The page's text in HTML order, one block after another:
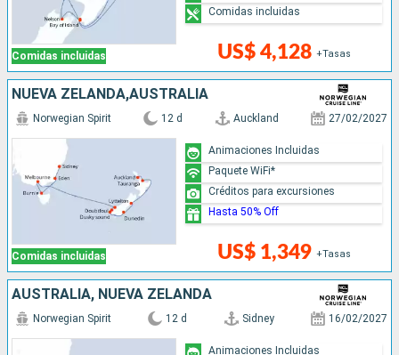
Comidas incluidas US$ 4,128 +Tasas
Comidas incluidas
NUEVA ZELANDA,AUSTRALIA
Comidas incluidas
Norwegian Spirit 12 d Auckland 27/02/2027
US$ 1,349 +Tasas
Animaciones Incluidas
Paquete WiFi*
Créditos para excursiones
Hasta 50% Off
AUSTRALIA, NUEVA ZELANDA
Norwegian Spirit 12 d Sidney 16/02/2027
Animaciones Incluidas